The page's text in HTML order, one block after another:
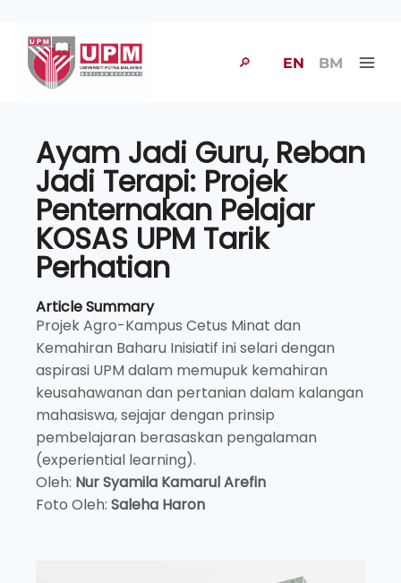
🔎 EN BM
Ayam Jadi Guru, Reban
Jadi Terapi: Projek
Penternakan Pelajar
KOSAS UPM Tarik
Perhatian
Article Summary
Projek Agro-Kampus Cetus Minat dan
Kemahiran Baharu Inisiatif ini selari dengan
aspirasi UPM dalam memupuk kemahiran
keusahawanan dan pertanian dalam kalangan
mahasiswa, sejajar dengan prinsip
pembelajaran berasaskan pengalaman
(experiential learning).
Oleh: Nur Syamila Kamarul Arefin
Foto Oleh: Saleha Haron